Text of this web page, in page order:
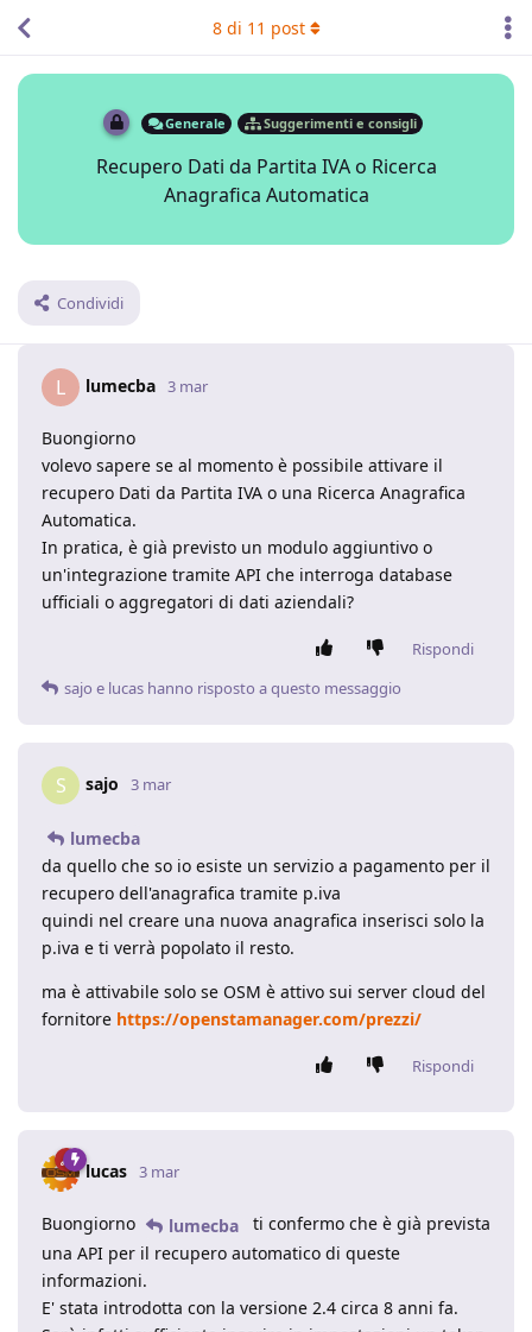
Generale Suggerimenti e consigli
Recupero Dati da Partita IVA o Ricerca
Anagrafica Automatica
Condividi
8di 11 post
L lumecba 3 mar
Buongiorno
volevo sapere se al momento è possibile attivare il
recupero Dati da Partita IVA o una Ricerca Anagrafica
Automatica.
In pratica, è già previsto un modulo aggiuntivo o
un'integrazione tramite API che interroga database
ufficiali o aggregatori di dati aziendali?
Rispondi
sajo e lucas hanno risposto a questo messaggio
S sajo 3 mar
lumecba
da quello che so io esiste un servizio a pagamento per il
recupero dell'anagrafica tramite p.iva
quindi nel creare una nuova anagrafica inserisci solo la
p.iva e ti verrà popolato il resto.
ma è attivabile solo se OSM è attivo sui server cloud del
fornitore https://openstamanager.com/prezzi/
Rispondi
lucas 3 mar
Buongiorno lumecba
ti confermo che è già prevista
una API per il recupero automatico di queste
informazioni.
E' stata introdotta con la versione 2.4 circa 8 anni fa.